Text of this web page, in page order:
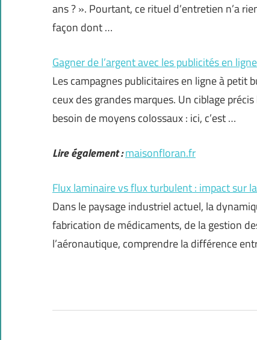
ans ? ». Pourtant, ce rituel d’entretien n’a
façon dont …
Gagner de l’argent avec les publicités en
Les campagnes publicitaires en ligne à
ceux des grandes marques. Un ciblage
besoin de moyens colossaux : ici, c’est …
Lire également :maisonfloran.fr
Flux laminaire vs flux turbulent : impact sur
Dans le paysage industriel actuel, la
fabrication de médicaments, de la gestion
l’aéronautique, comprendre la différence